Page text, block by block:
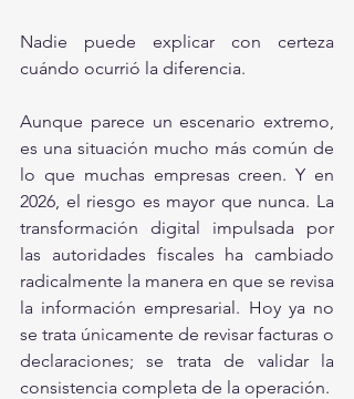
Nadie puede explicar con certeza
cuándo ocurrió la diferencia.
Aunque parece un escenario extremo,
es una situación mucho más común de
lo que muchas empresas creen. Y en
2026, el riesgo es mayor que nunca. La
transformación digital impulsada por
las autoridades fiscales ha cambiado
radicalmente la manera en que se revisa
la información empresarial. Hoy ya no
se trata únicamente de revisar facturas o
declaraciones; se trata de validar la
consistencia completa de la operación.